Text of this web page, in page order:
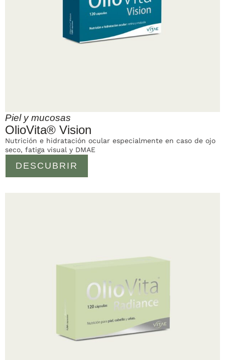
Piel y mucosas
OlioVita® Vision
DESCUBRIR
Nutrición e hidratación ocular especialmente en caso de ojo
seco, fatiga visual y DMAE